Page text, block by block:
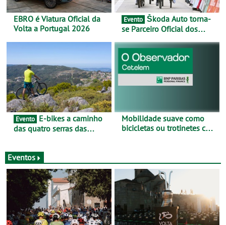
EBRO é Viatura Oficial da
Volta a Portugal 2026
Evento
se Parceiro Oficial dos
BTT e Gravel da UCI - Para
os anos de 2025 e 2026
Evento
das quatro serras das
e 10 de Junho
Mobilidade suave como
bicicletas ou trotinetes com
usam os automóveis
exclusivamente em áreas
urbanas
Eventos